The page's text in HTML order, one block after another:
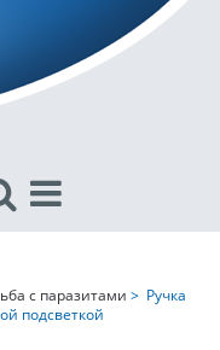
с паразитами > Ручка
подсветкой